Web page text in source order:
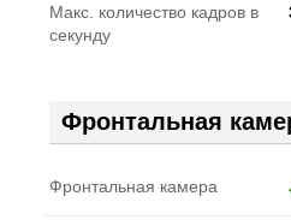
Макс. количество кадров в
секунду
Фронтальная
Фронтальная камера